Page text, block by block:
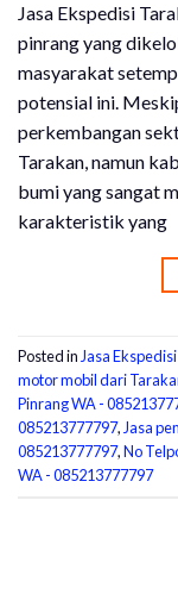
Jasa Ekspedisi
pinrang yang
masyarakat
potensial ini.
perkembangan
Tarakan, namun
bumi yang sangat
karakteristik yang
Posted in Jasa
motor mobil dari
Pinrang WA -
085213777797, Jasa
085213777797,No
WA - 085213777797